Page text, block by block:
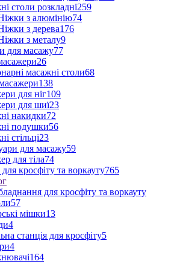
столи розкладні259
з алюмінію74
з дерева176
з металу9
для масажу77
26
масажні столи68
138
для ніг109
для шиї23
накидки72
подушки56
стільці23
для масажу59
для тіла74
кросфіту та воркауту765
для кросфіту та воркауту
57
мішки13
4
станція для кросфіту5
4
164